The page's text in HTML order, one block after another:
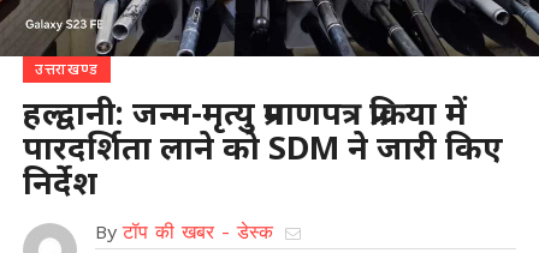
उत्तराखण्ड
हल्द्वानी: जन्म-मृत्यु प्रमाणपत्र प्रक्रिया में
पारदर्शिता लाने को SDM ने जारी किए
निर्देश
By टॉप की खबर - डेस्क